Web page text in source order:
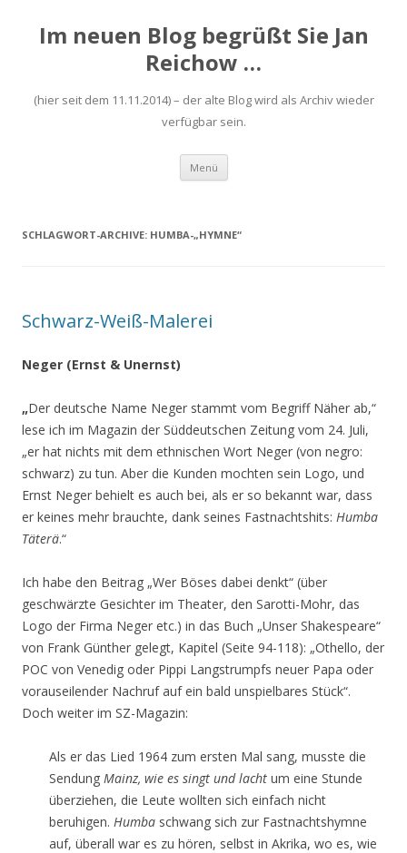
Im neuen Blog begrüßt Sie Jan
Reichow …
(hier seit dem 11.11.2014) – der alte Blog wird als Archiv wieder
verfügbar sein.
Menü Zum
springen
SCHLAGWORT-ARCHIVE: HUMBA-„HYMNE“
Schwarz-Weiß-Malerei
Neger (Ernst & Unernst)
„Der deutsche Name Neger stammt vom Begriff Näher ab,“
lese ich im Magazin der Süddeutschen Zeitung vom 24. Juli,
„er hat nichts mit dem ethnischen Wort Neger (von negro:
schwarz) zu tun. Aber die Kunden mochten sein Logo, und
Ernst Neger behielt es auch bei, als er so bekannt war, dass
er keines mehr brauchte, dank seines Fastnachtshits: Humba
Täterä.“
Ich habe den Beitrag „Wer Böses dabei denkt“ (über
geschwärzte Gesichter im Theater, den Sarotti-Mohr, das
Logo der Firma Neger etc.) in das Buch „Unser Shakespeare“
von Frank Günther gelegt, Kapitel (Seite 94-118): „Othello, der
POC von Venedig oder Pippi Langstrumpfs neuer Papa oder
vorauseilender Nachruf auf ein bald unspielbares Stück“.
Doch weiter im SZ-Magazin:
Als er das Lied 1964 zum ersten Mal sang, musste die
Sendung Mainz, wie es singt und lacht um eine Stunde
überziehen, die Leute wollten sich einfach nicht
beruhigen. Humba schwang sich zur Fastnachtshymne
auf, überall war es zu hören, selbst in Akrika, wo es, wie